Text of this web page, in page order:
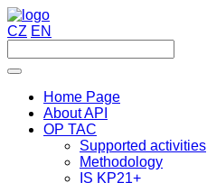
CZ EN
Home Page
About API
OP TAC
Supported activities
Methodology
IS KP21+